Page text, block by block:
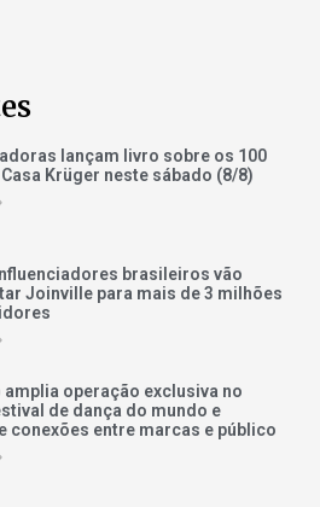
lançam livro sobre os 100
Krüger neste sábado (8/8)
brasileiros vão
Joinville para mais de 3 milhões
amplia operação exclusiva no
de dança do mundo e
conexões entre marcas e público